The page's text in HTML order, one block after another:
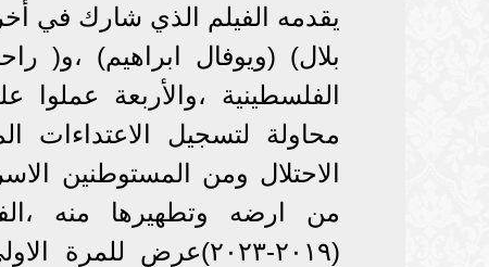
يقدمه الفيلم الذي شارك في
بلال) (ويوفال ابراهيم) ،و(
محاولة لتسجيل
الاحتلال ومن المستوطنين
من ارضه وتطهيرها منه
(٢٠١٩-٢٠٢٣)عرض